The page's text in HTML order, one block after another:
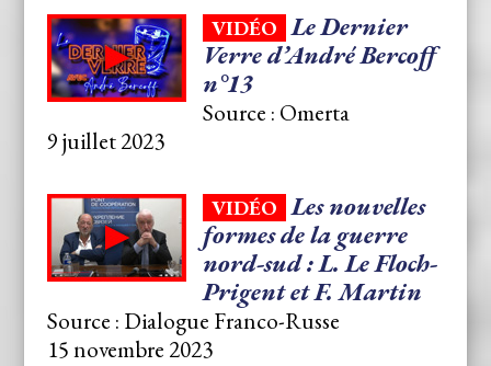
VIDÉO Le Dernier
Verre d’André Bercoff
n°13
Source : Omerta
9 juillet 2023
VIDÉO Les nouvelles
formes de la guerre
nord-sud : L. Le Floch-
Prigent et F. Martin
Source : Dialogue Franco-Russe
15 novembre 2023